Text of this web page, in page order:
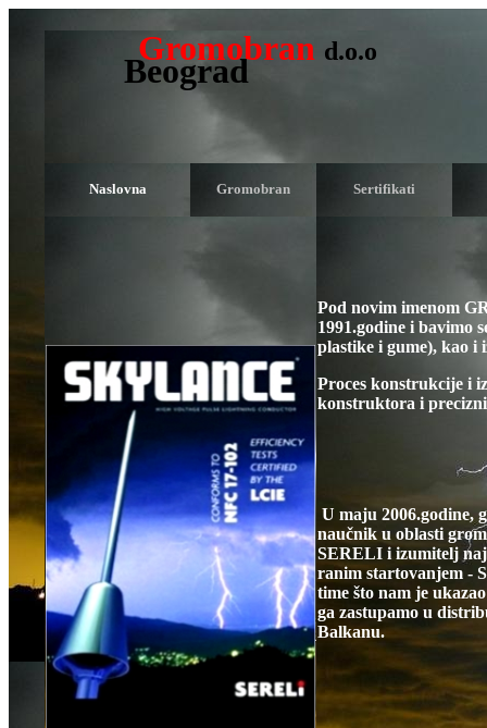
Gromobran d.o.o
Beograd
Naslovna Gromobran Sertifikati
Pod novim imenom
1991.godine i bavimo
plastike i gume), kao i
Proces konstrukcije i
konstruktora i
U maju 2006.godine,
naučnik u oblasti
SERELI i izumitelj
ranim startovanjem -
time što nam je
ga zastupamo u
Balkanu.